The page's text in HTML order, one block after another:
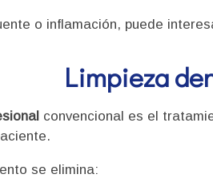
o inflamación, puede
Limpieza
convencional es el
se elimina: